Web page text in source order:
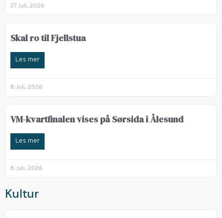
27. juli, 2026
Skal ro til Fjellstua
Les mer
8. juli, 2026
VM-kvartfinalen vises på Sørsida i Ålesund
Les mer
8. juli, 2026
Kultur